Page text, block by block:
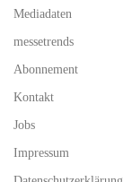
Mediadaten
messetrends
Abonnement
Kontakt
Jobs
Impressum